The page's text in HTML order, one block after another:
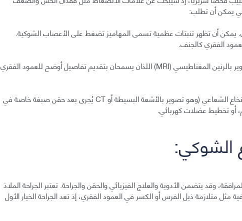
يمكن أن تطلب:
يمكن أن تظهر تنبتات عظمية تسمى المهاميز تضغط على الأعصاب الشوكية.
الفقري كالجنف.
تصوير مقطعي محوسب (CT) أو تصوير بالرنين المغناطيسي (MRI) اللذان يسمحان بتقديم تفاصيل أوضح للعمود الفقري
قد تتضمن الفحوص الأخرى تصوير النخاع الشعاعي (وهو تصوير بالأشعة البسيطة أو CT يُجرى بعد حقن صبغة خاصة في
أو تخطيط عضلات كهربائي.
الشوكي:
وقد يتضمن الأدوية والعلاج الفيزيائي والحقن والجراحة. تعتبر الجراحة الملاذ
مثل متلازمة ذيل الفرس أو الكسر في العمود الفقري، إذ تعد الجراحة الخيار الأول